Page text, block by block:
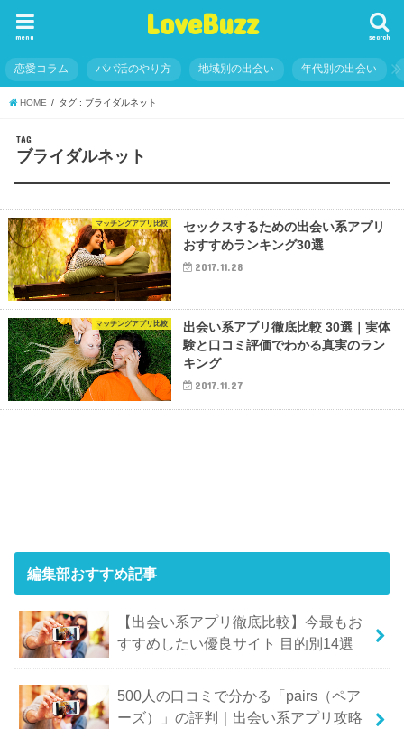
LoveBuzz search
menu
恋愛コラム パパ活のやり方 地域別の出会い 年代別の出会い
HOME タグ : ブライダルネット
TAG
ブライダルネット
マッチングアプリ比較
セックスするための出会い系アプリ
おすすめランキング30選
2017.11.28
マッチングアプリ比較
出会い系アプリ徹底比較 30選｜実体
験と口コミ評価でわかる真実のラン
キング
2017.11.27
編集部おすすめ記事
【出会い系アプリ徹底比較】今最もお
すすめしたい優良サイト 目的別14選
500人の口コミで分かる「pairs（ペア
ーズ）」の評判｜出会い系アプリ攻略